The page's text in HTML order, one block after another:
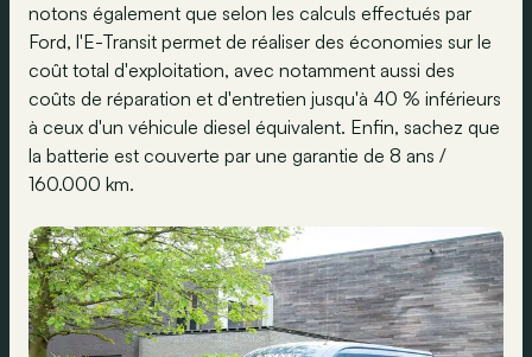
notons également que selon les calculs effectués par
Ford, l'E-Transit permet de réaliser des économies sur le
coût total d'exploitation, avec notamment aussi des
coûts de réparation et d'entretien jusqu'à 40 % inférieurs
à ceux d'un véhicule diesel équivalent. Enfin, sachez que
la batterie est couverte par une garantie de 8 ans /
160.000 km.